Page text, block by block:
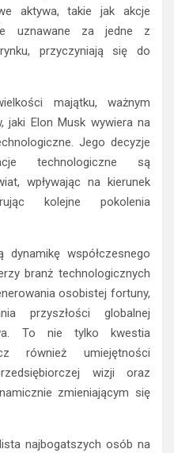
aktywa, takie jak akcje
uznawane za jedne z
przyczyniają się do
majątku, ważnym
jaki Elon Musk wywiera na
Jego decyzje
technologiczne są
wpływając na kierunek
kolejne pokolenia
współczesnego
branż technologicznych
osobistej fortuny,
przyszłości globalnej
To nie tylko kwestia
również umiejętności
wizji oraz
zmieniającym się
najbogatszych osób na